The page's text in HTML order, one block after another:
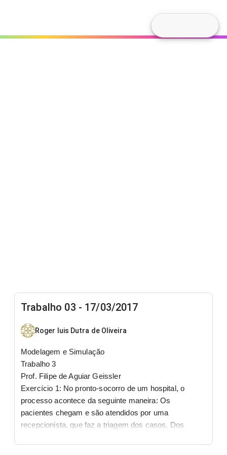
Trabalho 03 - 17/03/2017
Roger luis Dutra de Oliveira
Modelagem e Simulação
Trabalho 3
Prof. Filipe de Aguiar Geissler
Exercício 1: No pronto-socorro de um hospital, o
processo acontece da seguinte maneira: Os
pacientes chegam e são atendidos por uma
recepcionista, que faz a triagem dos casos. Dos